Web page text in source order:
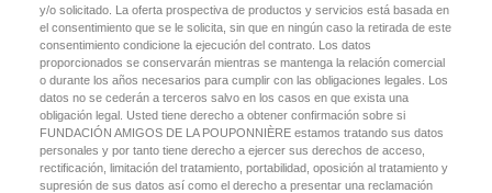
y/o solicitado. La oferta prospectiva de productos y servicios está basada en
el consentimiento que se le solicita, sin que en ningún caso la retirada de este
consentimiento condicione la ejecución del contrato. Los datos
proporcionados se conservarán mientras se mantenga la relación comercial
o durante los años necesarios para cumplir con las obligaciones legales. Los
datos no se cederán a terceros salvo en los casos en que exista una
obligación legal. Usted tiene derecho a obtener confirmación sobre si
FUNDACIÓN AMIGOS DE LA POUPONNIÈRE estamos tratando sus datos
personales y por tanto tiene derecho a ejercer sus derechos de acceso,
rectificación, limitación del tratamiento, portabilidad, oposición al tratamiento y
supresión de sus datos así como el derecho a presentar una reclamación